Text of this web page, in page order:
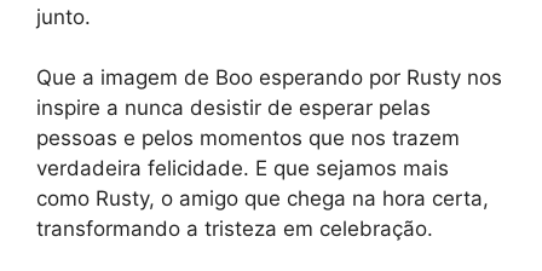
junto.
Que a imagem de Boo esperando por Rusty nos
inspire a nunca desistir de esperar pelas
pessoas e pelos momentos que nos trazem
verdadeira felicidade. E que sejamos mais
como Rusty, o amigo que chega na hora certa,
transformando a tristeza em celebração.